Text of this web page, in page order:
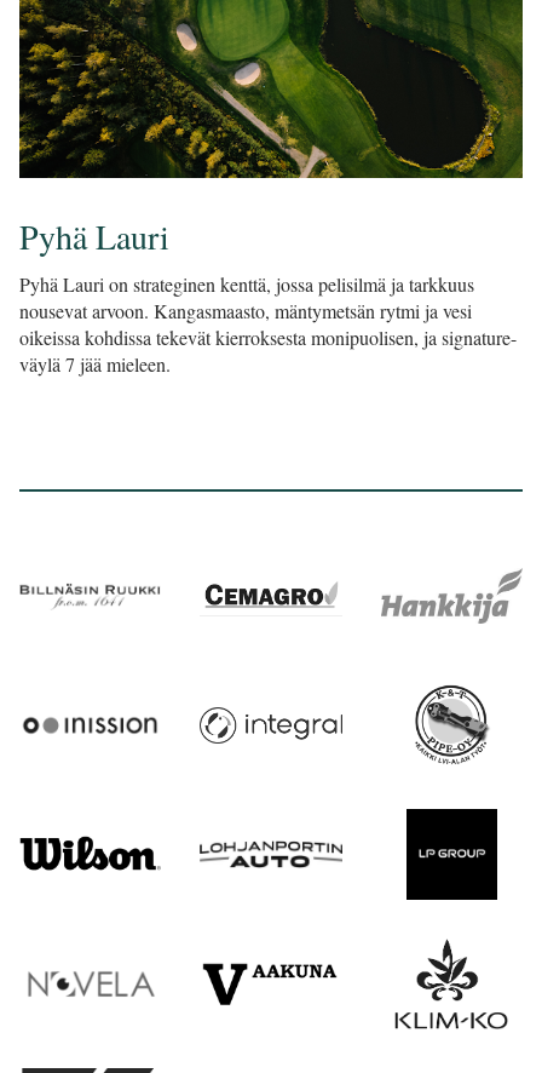
Pyhä Lauri
Pyhä Lauri on strateginen kenttä, jossa pelisilmä ja tarkkuus
nousevat arvoon. Kangasmaasto, mäntymetsän rytmi ja vesi
oikeissa kohdissa tekevät kierroksesta monipuolisen, ja signature-
väylä 7 jää mieleen.